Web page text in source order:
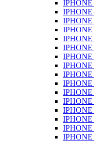
IPHONE
IPHONE
IPHONE
IPHONE
IPHONE
IPHONE
IPHONE
IPHONE
IPHONE
IPHONE
IPHONE
IPHONE
IPHONE
IPHONE